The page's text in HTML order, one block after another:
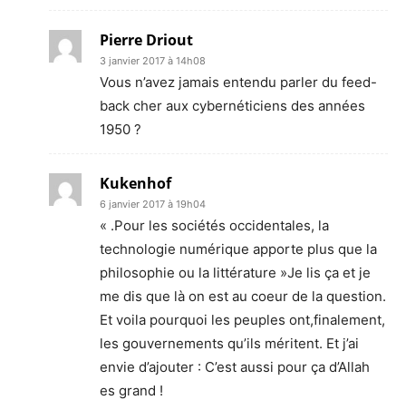
Pierre Driout
3 janvier 2017 à 14h08
Vous n’avez jamais entendu parler du feed-
back cher aux cybernéticiens des années
1950 ?
Kukenhof
6 janvier 2017 à 19h04
« .Pour les sociétés occidentales, la
technologie numérique apporte plus que la
philosophie ou la littérature »Je lis ça et je
me dis que là on est au coeur de la question.
Et voila pourquoi les peuples ont,finalement,
les gouvernements qu’ils méritent. Et j’ai
envie d’ajouter : C’est aussi pour ça d’Allah
es grand !